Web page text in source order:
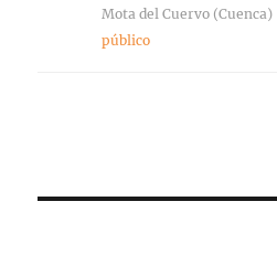
Mota del Cuervo (Cuenca)
público